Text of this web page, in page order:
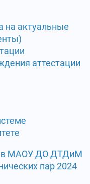
на актуальные
аттестации
в МАОУ ДО ДТДиМ
пар 2024